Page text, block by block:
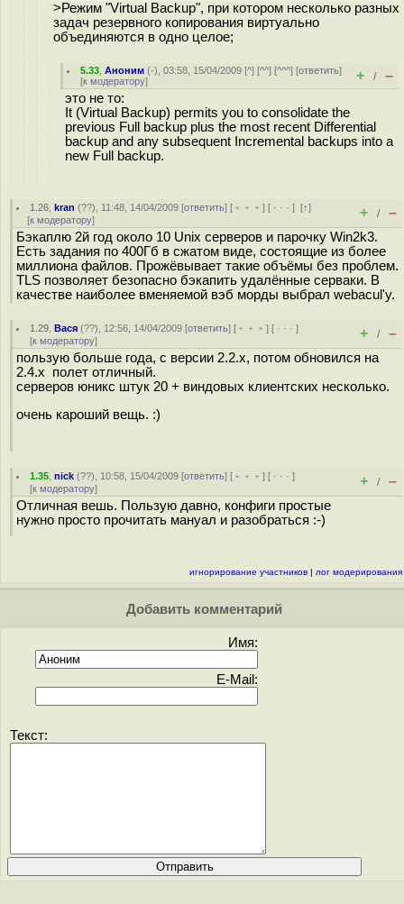
>Режим "Virtual Backup", при котором несколько разных
задач резервного копирования виртуально
объединяются в одно целое;
5.33 ,Аноним (-), 03:58, 15/04/2009 [^] [^^] [^^^] [ответить]
[к модератору] + / –
это не то:
It (Virtual Backup) permits you to consolidate the
previous Full backup plus the most recent Differential
backup and any subsequent Incremental backups into a
new Full backup.
1.26 ,kran (??), 11:48, 14/04/2009 [ответить] [ ﹢﹢﹢] [ · · ·][↑]
[к модератору] + / –
Бэкаплю 2й год около 10 Unix серверов и парочку Win2k3.
Есть задания по 400Гб в сжатом виде, состоящие из более
миллиона файлов. Прожёвывает такие объёмы без проблем.
TLS позволяет безопасно бэкапить удалённые серваки. В
качестве наиболее вменяемой вэб морды выбрал webacul'у.
1.29 ,Вася (??), 12:56, 14/04/2009 [ответить] [ ﹢﹢﹢] [ · · ·]
[к модератору] + / –
пользую больше года, с версии 2.2.x, потом обновился на
2.4.x полет отличный.
серверов юникс штук 20 + виндовых клиентских несколько.
очень кароший вещь. :)
1.35 ,nick (??), 10:58, 15/04/2009 [ответить] [ ﹢﹢﹢] [ · · ·]
[к модератору] + / –
Отличная вешь. Пользую давно, конфиги простые
нужно просто прочитать мануал и разобраться :-)
игнорирование участников | лог модерирования
Добавить комментарий
Имя:
E-Mail:
Текст: